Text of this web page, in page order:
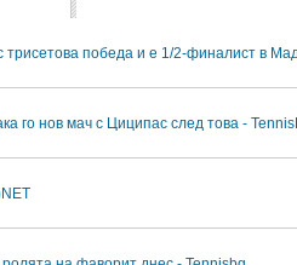
трисетова победа и е 1/2-финалист в
го нов мач с Циципас след това -